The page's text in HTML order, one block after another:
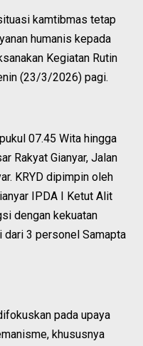
kamtibmas tetap
humanis kepada
Kegiatan Rutin
(23/3/2026) pagi.
07.45 Wita hingga
Rakyat Gianyar, Jalan
KRYD dipimpin oleh
IPDA I Ketut Alit
dengan kekuatan
3 personel Samapta
pada upaya
khususnya